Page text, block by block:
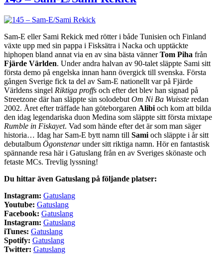
Sam-E eller Sami Rekick med rötter i både Tunisien och Finland
växte upp med sin pappa i Fisksätra i Nacka och upptäckte
hiphopen bland annat via en av sina bästa vännerTom Piha från
Fjärde Världen. Under andra halvan av 90-talet släppte Sami sitt
första demo på engelska innan hann övergick till svenska. Första
gången Sverige fick ta del av Sam-E nationellt var på Fjärde
Världens singel Riktiga proffs och efter det blev han signad på
Streetzone där han släppte sin solodebut Om Ni Ba Wuisste redan
2002. Året efter träffade han göteborgaren Alibi och kom att bilda
den idag legendariska duon Medina som släppte sitt första mixtape
Rumble in Fiskayet. Vad som hände efter det är som man säger
historia… Idag har Sam-E bytt namn till Sami och släppte i år sitt
debutalbum Ögonstenarunder sitt riktiga namn. Hör en fantastisk
spännande resa här i Gatuslang från en av Sveriges skönaste och
fetaste MCs. Trevlig lyssning!
Du hittar även Gatuslang på följande platser:
Instagram: Gatuslang
Youtube: Gatuslang
Facebook: Gatuslang
Instagram: Gatuslang
iTunes: Gatuslang
Spotify: Gatuslang
Twitter: Gatuslang